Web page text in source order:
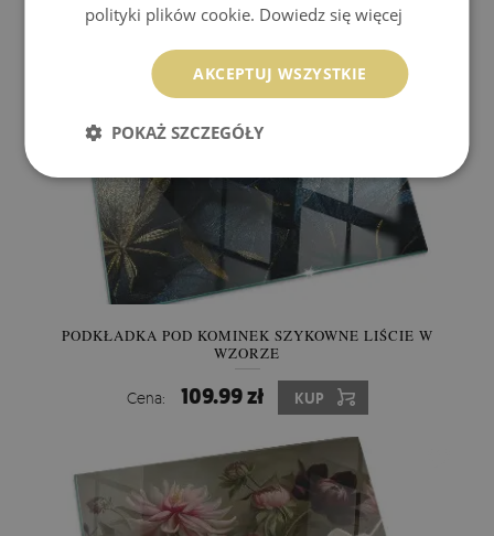
PODKŁADKA POD KOMINEK SZYKOWNE LIŚCIE W
WZORZE
Cena: 109.99 zł KUP
polityki plików cookie. Dowiedz się więcej
AKCEPTUJ WSZYSTKIE
POKAŻ SZCZEGÓŁY